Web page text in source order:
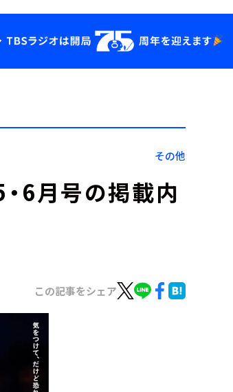
YouTube
その他
6月号の掲載内
この記事をシェア